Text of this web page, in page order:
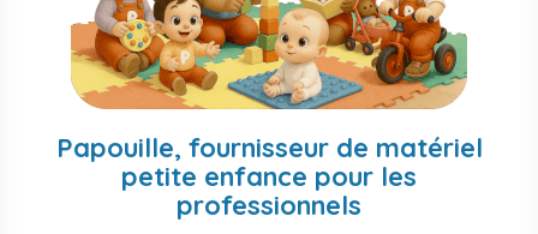
Papouille, fournisseur de matériel
petite enfance pour les
professionnels